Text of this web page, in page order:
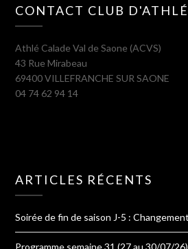
CONTACT CLUB
Athlé Calade Val de Saone (ACVS)
43 Rue Mirabeau
69400 VILLEFRANCHE SUR SAONE
04 74 62 94 14
ARTICLES RÉCENTS
Soirée de fin de saison J-5 :
Programme semaine 31 (27 au 30/07/26)